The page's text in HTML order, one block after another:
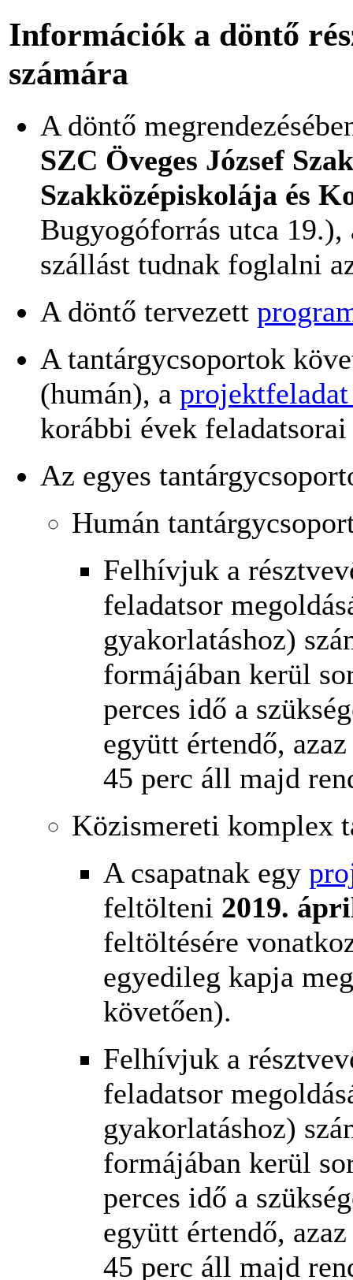
Információk a döntő
számára
A döntő
SZC Öveges József
Szakközépiskolája és
Bugyogóforrás utca 19.),
szállást tudnak foglalni
A döntő tervezett
A tantárgycsoportok
(humán), a
korábbi évek
Az egyes
Humán
Felhívjuk a
feladatsor
gyakorlatáshoz)
formájában kerül
perces idő a
együtt értendő,
45 perc áll majd
Közismereti komplex
A csapatnak egy
feltölteni 2019.
feltöltésére
egyedileg kapja
követően).
Felhívjuk a
feladatsor
gyakorlatáshoz)
formájában kerül
perces idő a
együtt értendő,
45 perc áll majd